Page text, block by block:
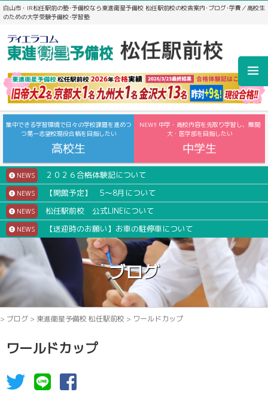
白山市・IR松任駅前の塾･予備校なら東進衛星予備校 松任駅前校の校舎案内･ブログ･学費／高校生
のための大学受験予備校･学習塾
集中できる学習環境で日々の学校課題を進めつ
つ第一志望校現役合格を目指したい
高校生
NEW!! 中学・高校内容を先取り学習し、難関
大・医学部を目指したい
中学生
NEWS ２０２６合格体験記について
NEWS 【開館予定】 5～8月について
NEWS 松任駅前校 公式LINEについて
NEWS 【送迎時のお願い】お車の駐停車について
ブログ
> ブログ > 東進衛星予備校 松任駅前校 > ワールドカップ
ワールドカップ